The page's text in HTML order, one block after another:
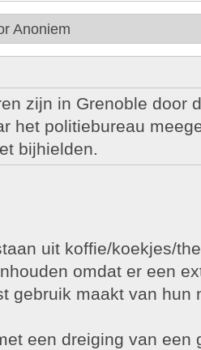
Anoniem
zijn in Grenoble door
het politiebureau
bijhielden.
uit koffie/koekjes/
omdat er een
gebruik maakt van hun
een dreiging van een